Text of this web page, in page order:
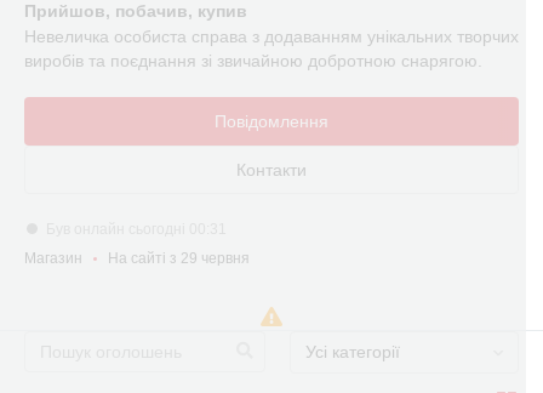
Прийшов, побачив, купив
Невеличка особиста справа з додаванням унікальних творчих
виробів та поєднання зі звичайною добротною снарягою.
Повідомлення
Контакти
Магазин
На сайті з 29 червня
Усі категорії